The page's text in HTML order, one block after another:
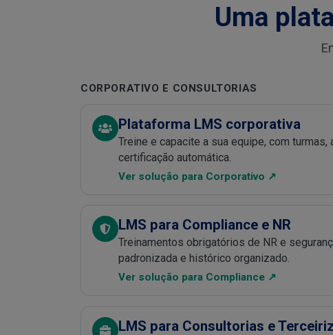
Uma
CORPORATIVO E CONSULTORIAS
Plataforma LMS corporativa
Treine e capacite a sua equipe, com turmas,
certificação automática.
Ver solução para Corporativo ↗
LMS para Compliance e NR
Treinamentos obrigatórios de NR e
padronizada e histórico organizado.
Ver solução para Compliance ↗
LMS para Consultorias e